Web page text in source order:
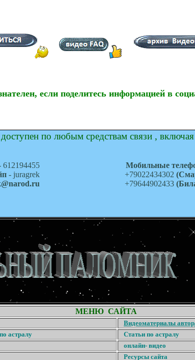
если поделитесь информацией в
по любым средствам связи ,
612194455
- juragrek
Мобильные
+79022434302
+79644902433
МЕНЮ САЙТА
Видеоматериалы
астралу Статьи по астралу
онлайн- видео
Ресурсы сайта